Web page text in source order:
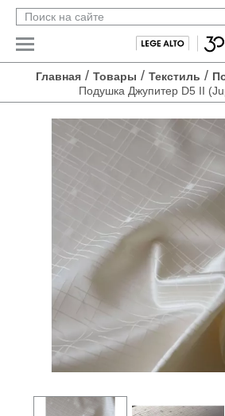
Главная/ Товары / Текстиль /
Подушка Джупитер D5 II